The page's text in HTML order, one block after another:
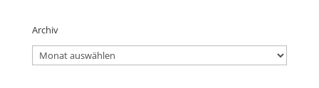
Archiv
Archiv